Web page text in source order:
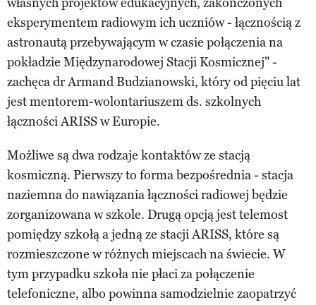
eksperymentem radiowym ich uczniów - łącznością z
astronautą przebywającym w czasie połączenia na
pokładzie Międzynarodowej Stacji Kosmicznej" -
zachęca dr Armand Budzianowski, który od pięciu lat
jest mentorem-wolontariuszem ds. szkolnych
łączności ARISS w Europie.
Możliwe są dwa rodzaje kontaktów ze stacją
kosmiczną. Pierwszy to forma bezpośrednia - stacja
naziemna do nawiązania łączności radiowej będzie
zorganizowana w szkole. Drugą opcją jest telemost
pomiędzy szkołą a jedną ze stacji ARISS, które są
rozmieszczone w różnych miejscach na świecie. W
tym przypadku szkoła nie płaci za połączenie
telefoniczne, albo powinna samodzielnie zaopatrzyć